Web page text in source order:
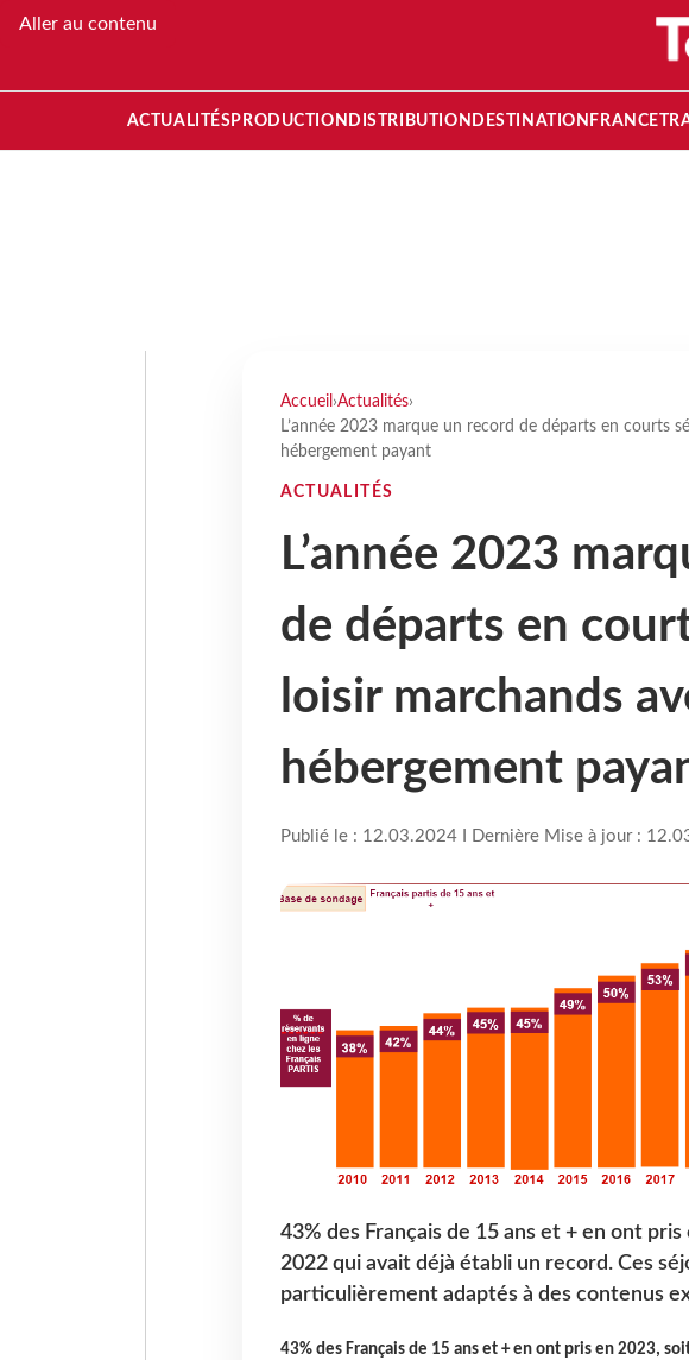
Aller au contenu
ACTUALITÉS PRODUCTION DISTRIBUTION DESTINATION FRANCE
Accueil ›Actualités›
L’année 2023 marque un record de départs en courts
hébergement payant
ACTUALITÉS
L’année 2023
de départs en
loisir marchands
hébergement
Publié le : 12.03.2024 I Dernière Mise à jour :
43% des Français de 15 ans et + en ont
2022 qui avait déjà établi un record. Ces
particulièrement adaptés à des contenus
43% des Français de 15 ans et + en ont pris en 2023,